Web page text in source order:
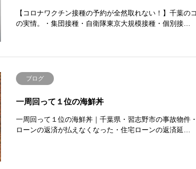
【コロナワクチン接種の予約が全然取れない！】千葉の
の実情。・集団接種・自衛隊東京大規模接種・個別接…
ブログ
一周回って１位の海鮮丼
一周回って１位の海鮮丼｜千葉県・習志野市の事故物件
ローンの返済が払えなくなった・住宅ローンの返済延…